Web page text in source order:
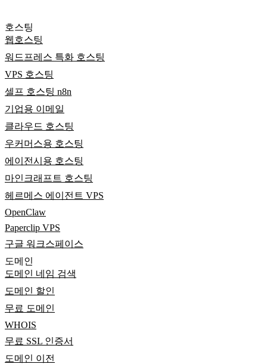
호스팅
웹호스팅
워드프레스 특화 호스팅
VPS 호스팅
셀프 호스팅 n8n
기업용 이메일
클라우드 호스팅
우커머스용 호스팅
에이전시용 호스팅
마인크래프트 호스팅
헤르메스 에이전트 VPS
OpenClaw
Paperclip VPS
구글 워크스페이스
도메인
도메인 네임 검색
도메인 할인
무료 도메인
WHOIS
무료 SSL 인증서
도메인 이전